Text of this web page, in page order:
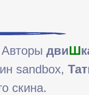
двиШ
sandbox,
скина.